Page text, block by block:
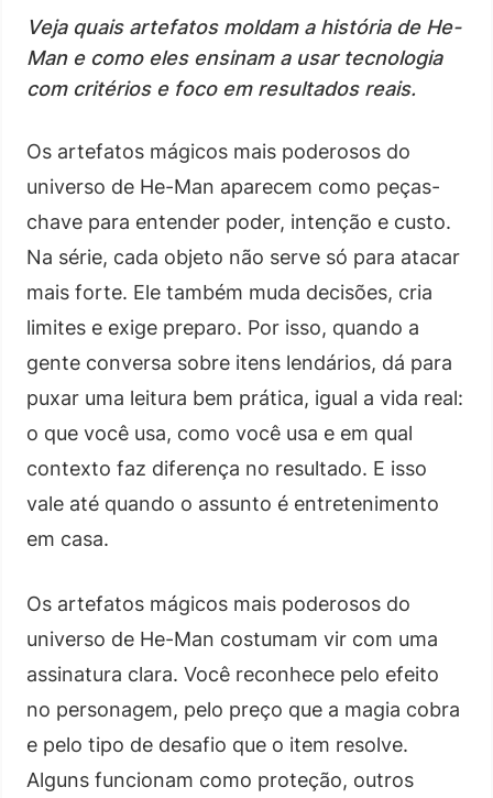
Veja quais artefatos moldam a história de He-
Man e como eles ensinam a usar tecnologia
com critérios e foco em resultados reais.
Os artefatos mágicos mais poderosos do
universo de He-Man aparecem como peças-
chave para entender poder, intenção e custo.
Na série, cada objeto não serve só para atacar
mais forte. Ele também muda decisões, cria
limites e exige preparo. Por isso, quando a
gente conversa sobre itens lendários, dá para
puxar uma leitura bem prática, igual a vida real:
o que você usa, como você usa e em qual
contexto faz diferença no resultado. E isso
vale até quando o assunto é entretenimento
em casa.
Os artefatos mágicos mais poderosos do
universo de He-Man costumam vir com uma
assinatura clara. Você reconhece pelo efeito
no personagem, pelo preço que a magia cobra
e pelo tipo de desafio que o item resolve.
Alguns funcionam como proteção, outros